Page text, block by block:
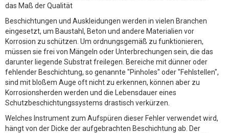
das Maß der Qualität
Beschichtungen und Auskleidungen werden in vielen Branchen
eingesetzt, um Baustahl, Beton und andere Materialien vor
Korrosion zu schützen. Um ordnungsgemäß zu funktionieren,
müssen sie frei von Mängeln oder Unterbrechungen sein, die das
darunter liegende Substrat freilegen. Bereiche mit dünner oder
fehlender Beschichtung, so genannte "Pinholes" oder "Fehlstellen",
sind mit bloßem Auge oft nicht zu erkennen, können aber zu
Korrosionsherden werden und die Lebensdauer eines
Schutzbeschichtungssystems drastisch verkürzen.
Welches Instrument zum Aufspüren dieser Fehler verwendet wird,
hängt von der Dicke der aufgebrachten Beschichtung ab. Der